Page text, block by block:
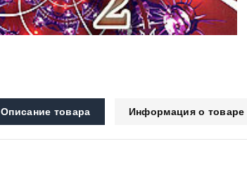
Описание товара Информация о товаре